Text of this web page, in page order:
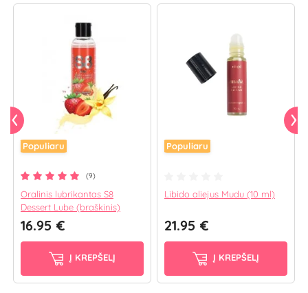
Populiaru
(9)
Oralinis lubrikantas S8
Dessert Lube (braškinis)
16.95 €
Į KREPŠELĮ
Populiaru
Libido aliejus Mudu (10 ml)
21.95 €
Į KREPŠELĮ